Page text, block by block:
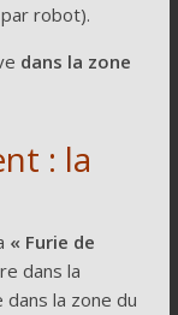
robot).
dans la zone
: la
« Furie de
dans la
dans la zone du